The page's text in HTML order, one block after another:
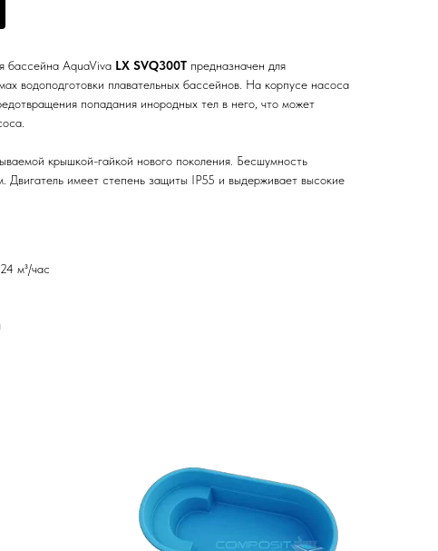
бассейна AquaViva LX SVQ300T предназначен для
водоподготовки плавательных бассейнов. На корпусе насоса
попадания инородных тел в него, что может
крышкой-гайкой нового поколения. Бесшумность
Двигатель имеет степень защиты IP55 и выдерживает высокие
м³/час